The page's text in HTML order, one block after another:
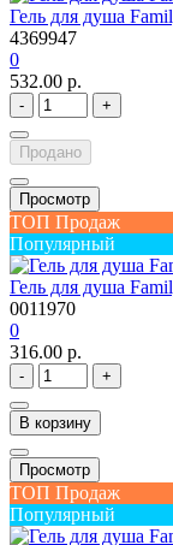
Гель для душа
4369947
0
532.00 р.
- +
Продано
Просмотр
ТОП Продаж
Популярный
Гель для душа
0011970
0
316.00 р.
- +
В корзину
Просмотр
ТОП Продаж
Популярный